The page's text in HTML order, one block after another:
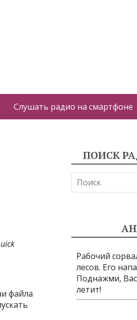
Слушать радио на смартфоне
файла
ПОИСК
Рабочий
лесов. Его
Поднажми,
летит!